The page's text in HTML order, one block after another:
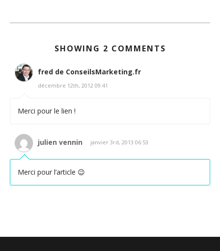
SHOWING 2 COMMENTS
fred de ConseilsMarketing.fr
décembre 12th, 2012 09:41
Merci pour le lien !
julien vennin janvier 3rd, 2013 06:53
Merci pour l’article 😉